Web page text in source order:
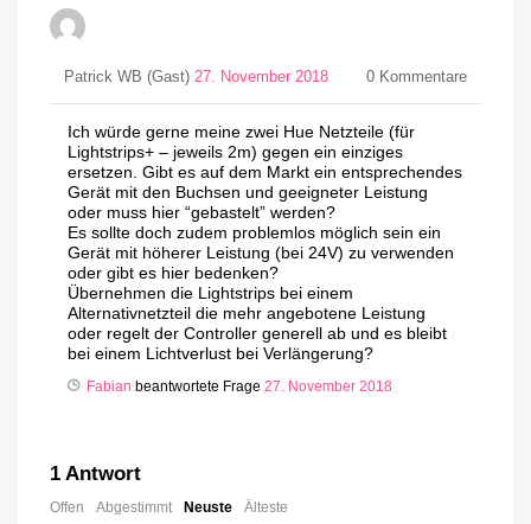
Patrick WB (Gast) 27. November 2018 0 Kommentare
Ich würde gerne meine zwei Hue Netzteile (für
Lightstrips+ – jeweils 2m) gegen ein einziges
ersetzen. Gibt es auf dem Markt ein entsprechendes
Gerät mit den Buchsen und geeigneter Leistung
oder muss hier “gebastelt” werden?
Es sollte doch zudem problemlos möglich sein ein
Gerät mit höherer Leistung (bei 24V) zu verwenden
oder gibt es hier bedenken?
Übernehmen die Lightstrips bei einem
Alternativnetzteil die mehr angebotene Leistung
oder regelt der Controller generell ab und es bleibt
bei einem Lichtverlust bei Verlängerung?
Fabian beantwortete Frage 27. November 2018
1 Antwort
Offen Abgestimmt Neuste Älteste